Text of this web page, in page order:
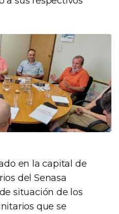
en la capital de
del Senasa
situación de los
que se